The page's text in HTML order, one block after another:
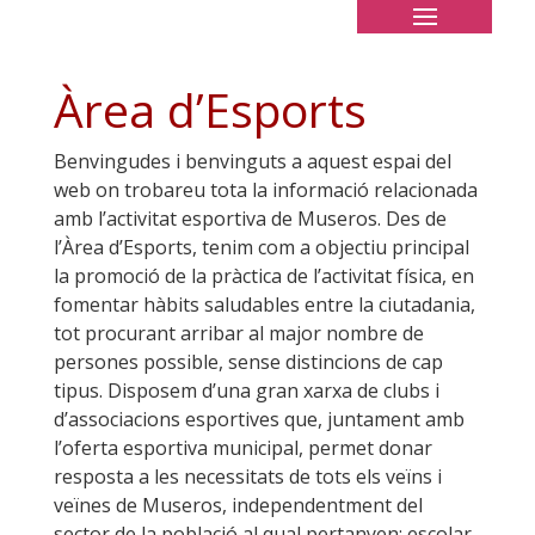
Àrea d’Esports
Benvingudes i benvinguts a aquest espai del
web on trobareu tota la informació relacionada
amb l’activitat esportiva de Museros. Des de
l’Àrea d’Esports, tenim com a objectiu principal
la promoció de la pràctica de l’activitat física, en
fomentar hàbits saludables entre la ciutadania,
tot procurant arribar al major nombre de
persones possible, sense distincions de cap
tipus. Disposem d’una gran xarxa de clubs i
d’associacions esportives que, juntament amb
l’oferta esportiva municipal, permet donar
resposta a les necessitats de tots els veïns i
veïnes de Museros, independentment del